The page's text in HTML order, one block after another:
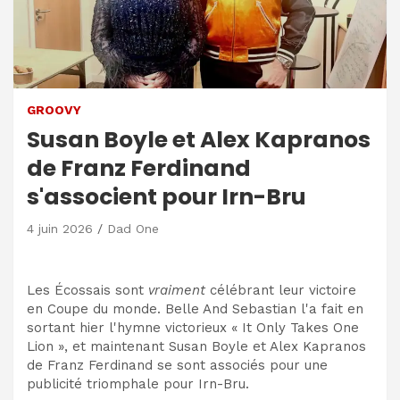
GROOVY
Susan Boyle et Alex Kapranos
de Franz Ferdinand
s'associent pour Irn-Bru
4 juin 2026 Dad One
Les Écossais sont vraimentcélébrant leur victoire
en Coupe du monde. Belle And Sebastian l'a fait en
sortant hier l'hymne victorieux « It Only Takes One
Lion », et maintenant Susan Boyle et Alex Kapranos
de Franz Ferdinand se sont associés pour une
publicité triomphale pour Irn-Bru.